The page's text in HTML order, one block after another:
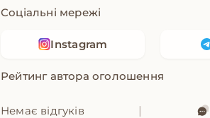
Соціальні мережі
Instagram
Рейтинг автора оголошення
Немає відгуків |